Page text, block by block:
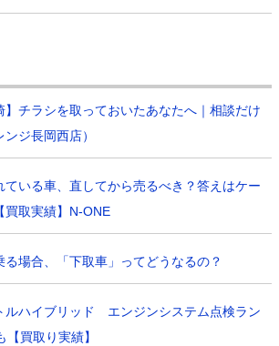
】チラシを取っておいたあなたへ｜相談だけ
ジ長岡西店）
ている車、直してから売るべき？答えはケー
買取実績】N-ONE
場合、「下取車」ってどうなるの？
ハイブリッド エンジンシステム点検ラン
買取り実績】